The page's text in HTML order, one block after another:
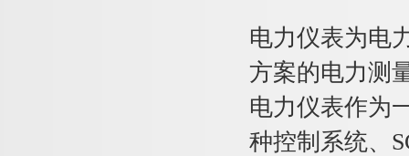
电力仪表为电
方案的电力测
电力仪表作为
种控制系统、